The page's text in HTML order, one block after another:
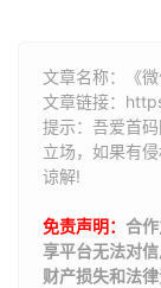
文章名称：《
文章链接：
提示：吾爱首
立场，如果有
谅解!
免责声明： 合
享平台无法对
财产损失和法